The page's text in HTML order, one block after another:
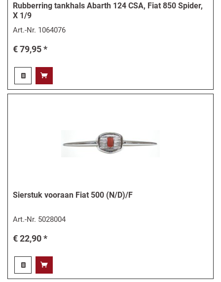
Rubberring tankhals Abarth 124 CSA, Fiat 850 Spider,
X 1/9
Art.-Nr. 1064076
€ 79,95 *
Sierstuk vooraan Fiat 500 (N/D)/F
Art.-Nr. 5028004
€ 22,90 *